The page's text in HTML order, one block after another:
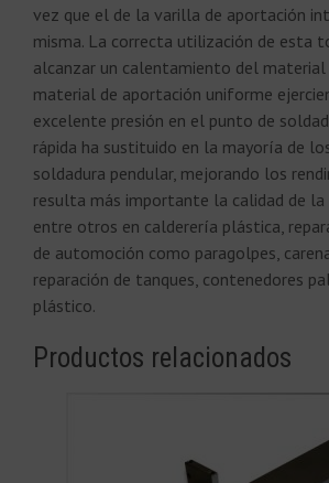
vez que el de la varilla de aportación
misma. La correcta utilización de esta
alcanzar un calentamiento del material
material de aportación uniforme
excelente presión en el punto de
rápida ha sustituido en la mayoría de
soldadura pendular, mejorando los
resulta más importante la calidad de la
entre otros en calderería plástica,
de automoción como paragolpes,
reparación de tanques, contenedores
plástico.
Productos relacionados